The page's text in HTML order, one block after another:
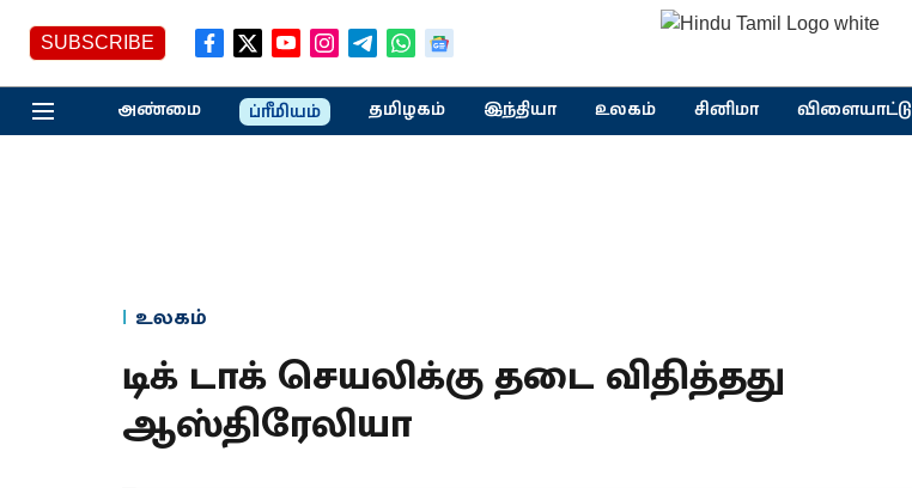
SUBSCRIBE
அண்மை ப்ரீமியம் தமிழகம் இந்தியா உலகம் சினிமா விளையாட்டு
உலகம்
டிக் டாக் செயலிக்கு தடை விதித்தது
ஆஸ்திரேலியா